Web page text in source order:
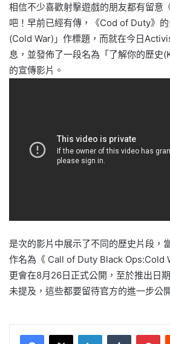
相信不少喜歡射擊遊戲的朋友都有留意
吧！早前已經有傳，《Cod of Duty》
(Cold War)」作標題，而就在今日
息，並發佈了一段名為「了解你的歷史
的宣傳影片。
是次的影片中展示了不同的歷史片段，
作名為《 Call of Duty Black Ops:Cold
更會在8月26日正式公開，至於推出日
未提及，這些都要留待官方的進一步公
LinkedInTumblr